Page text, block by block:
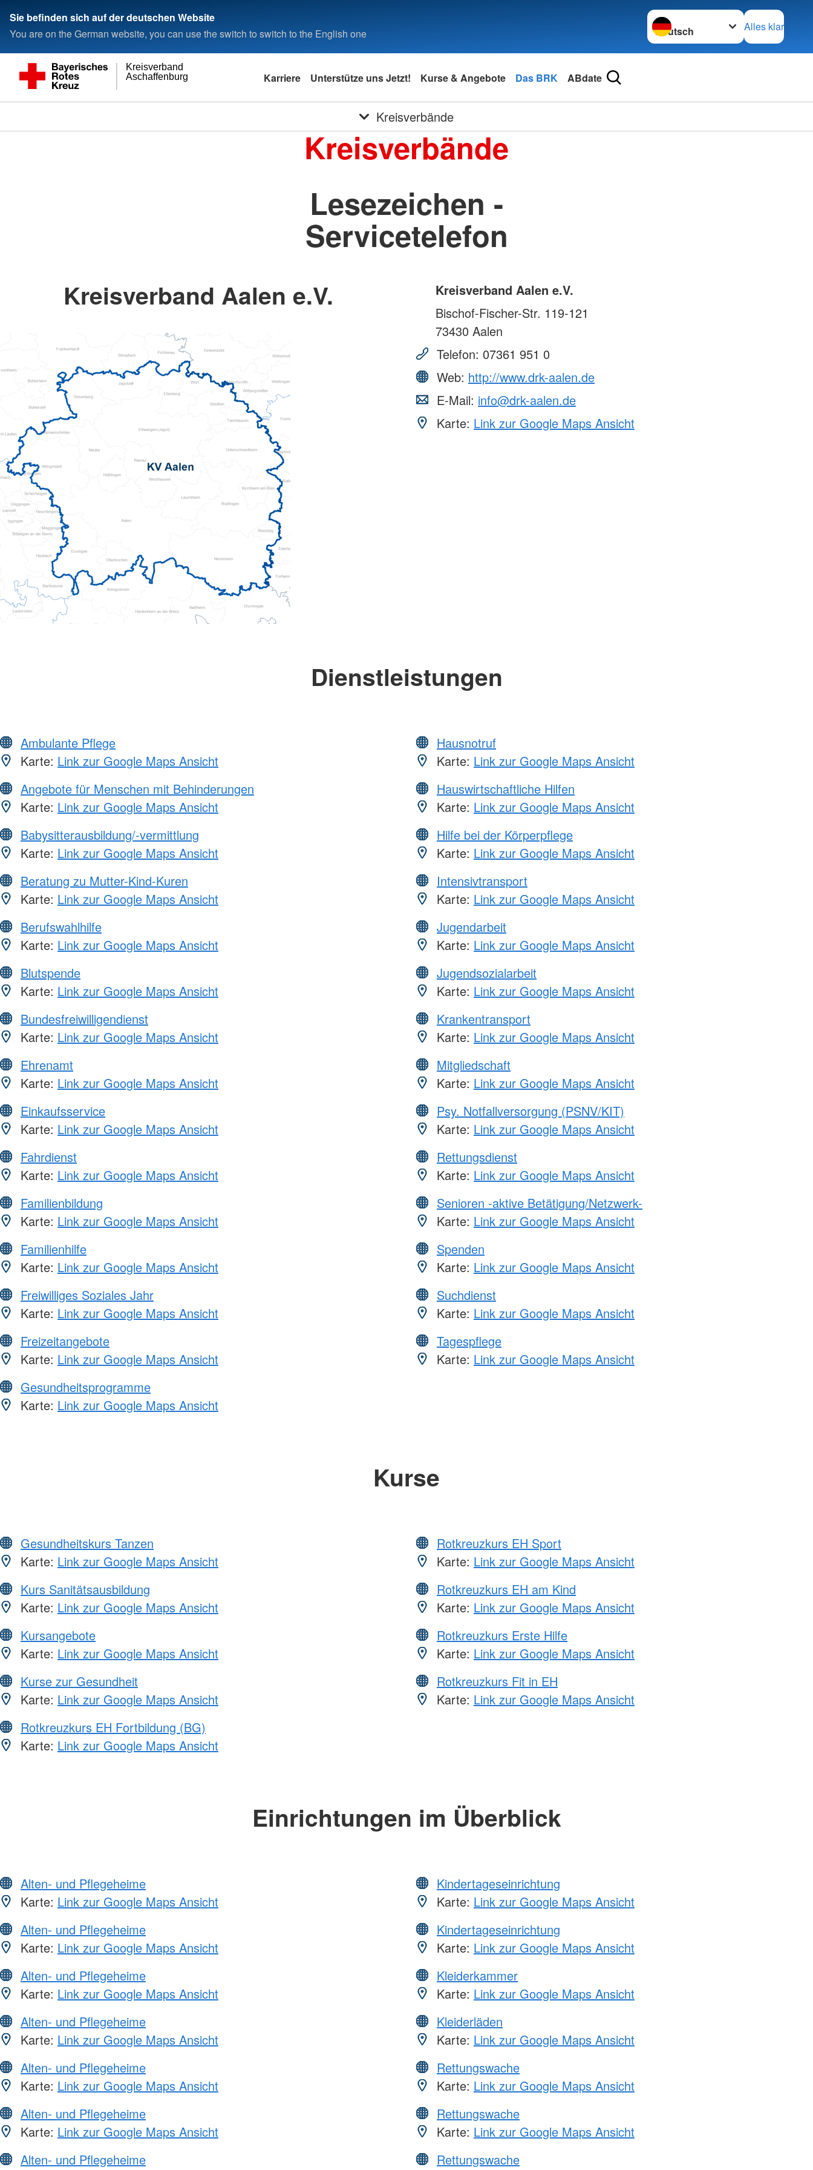
Sie befinden sich auf der deutschen Website
You are on the German website, you can use the switch to switch to the English one
Sprache wechseln zu
Alles klar
Aschaffenburg
Kreisverband
Karriere Unterstütze uns Jetzt! Kurse & Angebote Das BRK ABdate
Kreisverbände
Kreisverbände
Lesezeichen -
Servicetelefon
Kreisverband Aalen e.V.
Kreisverband Aalen e.V.
Bischof-Fischer-Str. 119-121
73430 Aalen
Telefon: 07361 951 0
Web: http://www.drk-aalen.de
E-Mail: info@drk-aalen.de
Karte: Link zur Google Maps Ansicht
Dienstleistungen
Ambulante Pflege
Karte: Link zur Google Maps Ansicht
Angebote für Menschen mit Behinderungen
Karte: Link zur Google Maps Ansicht
Babysitterausbildung/-vermittlung
Karte: Link zur Google Maps Ansicht
Beratung zu Mutter-Kind-Kuren
Karte: Link zur Google Maps Ansicht
Berufswahlhilfe
Karte: Link zur Google Maps Ansicht
Blutspende
Karte: Link zur Google Maps Ansicht
Bundesfreiwilligendienst
Karte: Link zur Google Maps Ansicht
Ehrenamt
Karte: Link zur Google Maps Ansicht
Einkaufsservice
Karte: Link zur Google Maps Ansicht
Fahrdienst
Karte: Link zur Google Maps Ansicht
Familienbildung
Karte: Link zur Google Maps Ansicht
Familienhilfe
Karte: Link zur Google Maps Ansicht
Freiwilliges Soziales Jahr
Karte: Link zur Google Maps Ansicht
Freizeitangebote
Karte: Link zur Google Maps Ansicht
Gesundheitsprogramme
Karte: Link zur Google Maps Ansicht
Hausnotruf
Karte: Link zur Google Maps Ansicht
Hauswirtschaftliche Hilfen
Karte: Link zur Google Maps Ansicht
Hilfe bei der Körperpflege
Karte: Link zur Google Maps Ansicht
Intensivtransport
Karte: Link zur Google Maps Ansicht
Jugendarbeit
Karte: Link zur Google Maps Ansicht
Jugendsozialarbeit
Karte: Link zur Google Maps Ansicht
Krankentransport
Karte: Link zur Google Maps Ansicht
Mitgliedschaft
Karte: Link zur Google Maps Ansicht
Psy. Notfallversorgung (PSNV/KIT)
Karte: Link zur Google Maps Ansicht
Rettungsdienst
Karte: Link zur Google Maps Ansicht
Senioren -aktive Betätigung/Netzwerk-
Karte: Link zur Google Maps Ansicht
Spenden
Karte: Link zur Google Maps Ansicht
Suchdienst
Karte: Link zur Google Maps Ansicht
Tagespflege
Karte: Link zur Google Maps Ansicht
Kurse
Gesundheitskurs Tanzen
Karte: Link zur Google Maps Ansicht
Kurs Sanitätsausbildung
Karte: Link zur Google Maps Ansicht
Kursangebote
Karte: Link zur Google Maps Ansicht
Kurse zur Gesundheit
Karte: Link zur Google Maps Ansicht
Rotkreuzkurs EH Fortbildung (BG)
Karte: Link zur Google Maps Ansicht
Rotkreuzkurs EH Sport
Karte: Link zur Google Maps Ansicht
Rotkreuzkurs EH am Kind
Karte: Link zur Google Maps Ansicht
Rotkreuzkurs Erste Hilfe
Karte: Link zur Google Maps Ansicht
Rotkreuzkurs Fit in EH
Karte: Link zur Google Maps Ansicht
Einrichtungen im Überblick
Alten- und Pflegeheime
Karte: Link zur Google Maps Ansicht
Alten- und Pflegeheime
Karte: Link zur Google Maps Ansicht
Alten- und Pflegeheime
Karte: Link zur Google Maps Ansicht
Alten- und Pflegeheime
Karte: Link zur Google Maps Ansicht
Alten- und Pflegeheime
Karte: Link zur Google Maps Ansicht
Alten- und Pflegeheime
Karte: Link zur Google Maps Ansicht
Alten- und Pflegeheime
Kindertageseinrichtung
Karte: Link zur Google Maps Ansicht
Kindertageseinrichtung
Karte: Link zur Google Maps Ansicht
Kleiderkammer
Karte: Link zur Google Maps Ansicht
Kleiderläden
Karte: Link zur Google Maps Ansicht
Rettungswache
Karte: Link zur Google Maps Ansicht
Rettungswache
Karte: Link zur Google Maps Ansicht
Rettungswache